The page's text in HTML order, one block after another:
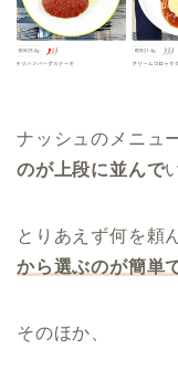
ナッシュのメニュ
のが上段に並んで
とりあえず何を頼
から選ぶのが簡単
そのほか、